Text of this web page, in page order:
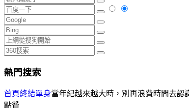
熱門搜索
首頁終結單身當年紀越來越大時，別再浪費時間去認
點贊